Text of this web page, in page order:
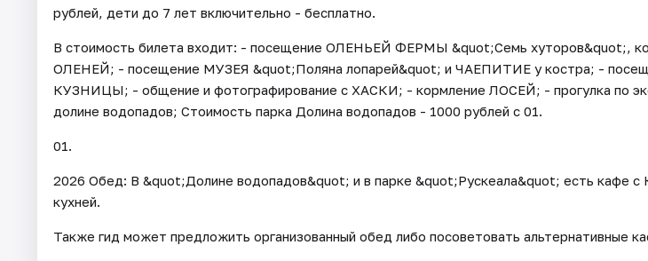
рублей, дети до 7 лет включительно - бесплатно.
В стоимость билета входит: - посещение ОЛЕНЬЕЙ ФЕРМЫ &quot;Семь хуторов&quot;,
ОЛЕНЕЙ; - посещение МУЗЕЯ &quot;Поляна лопарей&quot; и ЧАЕПИТИЕ у костра; -
КУЗНИЦЫ; - общение и фотографирование с ХАСКИ; - кормление ЛОСЕЙ; - прогулка по
долине водопадов; Стоимость парка Долина водопадов - 1000 рублей с 01.
01.
2026 Обед: В &quot;Долине водопадов&quot; и в парке &quot;Рускеала&quot; есть кафе с
кухней.
Также гид может предложить организованный обед либо посоветовать альтернативные